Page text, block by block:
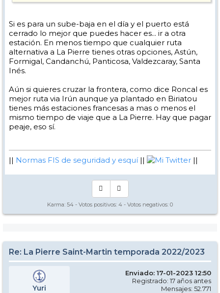
Si es para un sube-baja en el día y el puerto está
cerrado lo mejor que puedes hacer es... ir a otra
estación. En menos tiempo que cualquier ruta
alternativa a La Pierre tienes otras opciones, Astún,
Formigal, Candanchú, Panticosa, Valdezcaray, Santa
Inés.
Aún si quieres cruzar la frontera, como dice Roncal es
mejor ruta via Irún aunque ya plantado en Biriatou
tienes más estaciones francesas a mas o menos el
mismo tiempo de viaje que a La Pierre. Hay que pagar
peaje, eso sí.
|| Normas FIS de seguridad y esquí|| Mi Twitter ||
Karma: 54 - Votos positivos: 4 - Votos negativos: 0
Re: La Pierre Saint-Martin temporada 2022/2023
Yuri
Enviado: 17-01-2023 12:50
Registrado: 17 años antes
Mensajes: 52.771